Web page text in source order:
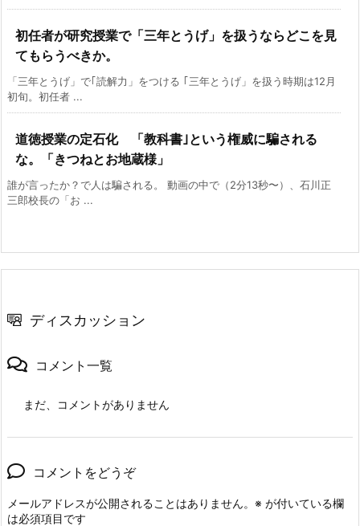
初任者が研究授業で「三年とうげ」を扱うならどこを見
てもらうべきか。
「三年とうげ」で｢読解力」をつける ｢三年とうげ」を扱う時期は12月
初旬。初任者 ...
道徳授業の定石化 「教科書｣という権威に騙される
な。「きつねとお地蔵様」
誰が言ったか？で人は騙される。 動画の中で（2分13秒〜）、石川正
三郎校長の「お ...
ディスカッション
コメント一覧
まだ、コメントがありません
コメントをどうぞ
メールアドレスが公開されることはありません。 ※ が付いている欄
は必須項目です